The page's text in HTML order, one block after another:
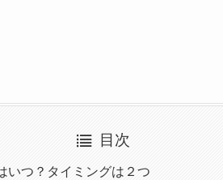
目次
いつ？タイミングは２つ